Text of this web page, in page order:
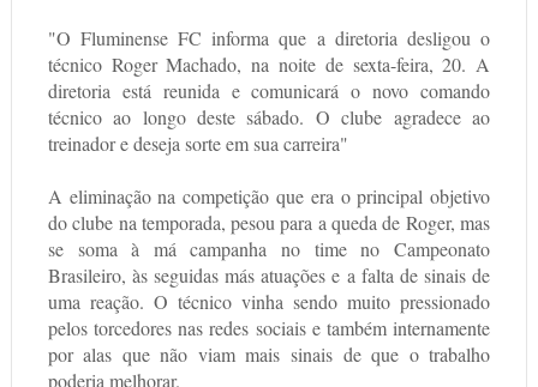
"O Fluminense FC informa que a diretoria desligou o
técnico Roger Machado, na noite de sexta-feira, 20. A
diretoria está reunida e comunicará o novo comando
técnico ao longo deste sábado. O clube agradece ao
treinador e deseja sorte em sua carreira"
A eliminação na competição que era o principal objetivo
do clube na temporada, pesou para a queda de Roger, mas
se soma à má campanha no time no Campeonato
Brasileiro, às seguidas más atuações e a falta de sinais de
uma reação. O técnico vinha sendo muito pressionado
pelos torcedores nas redes sociais e também internamente
por alas que não viam mais sinais de que o trabalho
poderia melhorar.